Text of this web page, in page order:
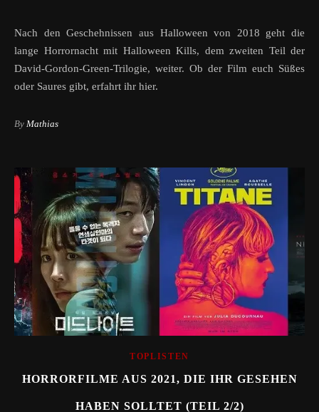
Nach den Geschehnissen aus Halloween von 2018 geht die
lange Horrornacht mit Halloween Kills, dem zweiten Teil der
David-Gordon-Green-Trilogie, weiter. Ob der Film euch Süßes
oder Saures gibt, erfahrt ihr hier.
By Mathias
TOPLISTEN
HORRORFILME AUS 2021, DIE IHR GESEHEN
HABEN SOLLTET (TEIL 2/2)